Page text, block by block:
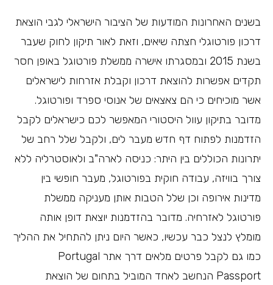
בשנים האחרונות המודעות של הציבור הישראלי לגבי הוצאת
דרכון פורטוגלי חצתה שיאים, וזאת לאור תיקון לחוק שעבר
בשנת 2015 ובמסגרתו אישרה ממשלת פורטוגל באופן חסר
תקדים אפשרות להוצאת דרכון וקבלת אזרחות לישראלים
אשר מוכיחים כי הם צאצאים של אנוסי ספרד ופורטוגל.
מדובר בתיקון עוול היסטורי המאפשר לכם כישראלים לקבל
הזדמנות לפתוח דף חדש מעבר לים, ולקבל שלל רחב של
יתרונות הכוללים בין היתר: כניסה לארה"ב ולאוסטרליה ללא
צורך בוויזה, עבודה חוקית בפורטוגל, מעבר חופשי בין
מדינות אירופה וכן שלל הטבות אותן מעניקה ממשלת
פורטוגל לאזרחיה. מדובר בהזדמנות יוצאת דופן אותה
מומלץ לנצל כבר עכשיו, כאשר היום ניתן להתחיל את ההליך
כמו גם לקבל פרטים מלאים דרך אתר Portugal
Passport הנחשב לאחד המוביל בתחום של הוצאת